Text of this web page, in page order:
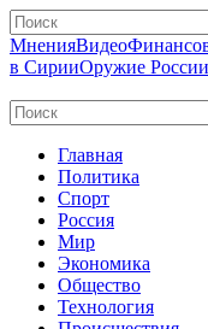
МненияВидео
в СирииОружие России
Главная
Политика
Спорт
Россия
Мир
Экономика
Общество
Технология